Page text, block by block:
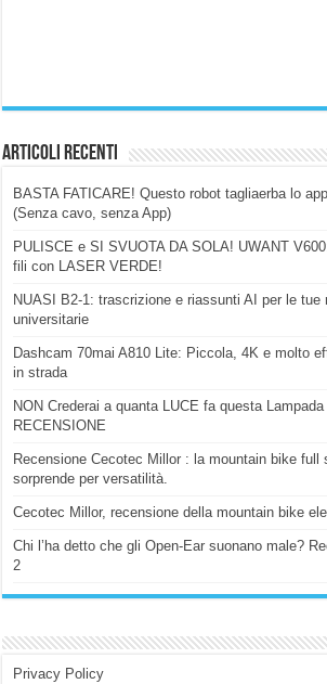
Articoli Recenti
BASTA FATICARE! Questo robot tagliaerba lo
(Senza cavo, senza App)
PULISCE e SI SVUOTA DA SOLA! UWANT
fili con LASER VERDE!
NUASI B2-1: trascrizione e riassunti AI per le tue
universitarie
Dashcam 70mai A810 Lite: Piccola, 4K e molto
in strada
NON Crederai a quanta LUCE fa questa
RECENSIONE
Recensione Cecotec Millor : la mountain bike full
sorprende per versatilità.
Cecotec Millor, recensione della mountain bike
Chi l’ha detto che gli Open-Ear suonano male?
2
Privacy Policy